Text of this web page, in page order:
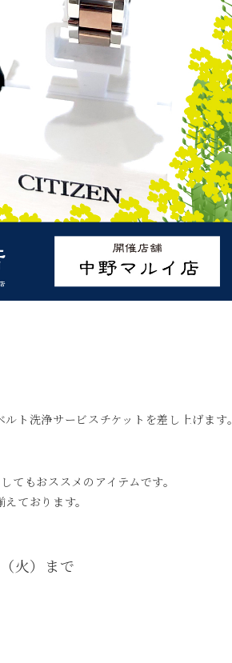
ト洗浄サービスチケットを差し上げます。
てもおススメのアイテムです。
ております。
火）まで